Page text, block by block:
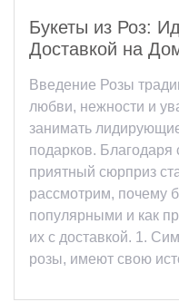
Букеты из Роз:
Доставкой на
Введение Розы
любви, нежности и
занимать
подарков. Благодаря
приятный сюрприз
рассмотрим, почему
популярными и как
их с доставкой. 1.
розы, имеют свою